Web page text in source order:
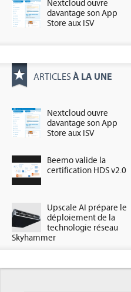
Nextcloud ouvre
davantage son App
Store aux ISV
ARTICLES À LA UNE
Nextcloud ouvre
davantage son App
Store aux ISV
Beemo valide la
certification HDS v2.0
Upscale AI prépare le
déploiement de la
technologie réseau
Skyhammer